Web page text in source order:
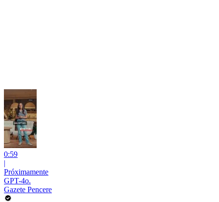
0:59
|
Próximamente
GPT-4o.
Gazete Pencere